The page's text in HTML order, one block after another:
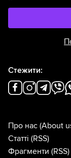
Стежити:
Про нас (About
Статті (RSS)
Фрагменти (RSS)